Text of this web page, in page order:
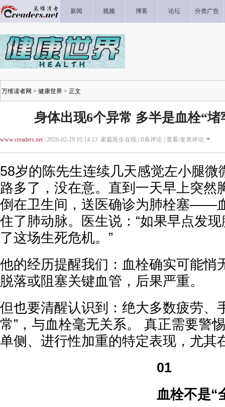
新闻 视频 博客 论坛 分类广告
万维读者网 > 健康世界 > 正文
身体出现6个异常 多半是血栓“堵
www.creaders.net| 2026-02-19 10:14:13 家庭医生在线 | 0条评论 | 查看/发表评论
58岁的陈先生连续几天感觉左小腿微
路多了，没在意。直到一天早上突然
倒在卫生间，送医确诊为肺栓塞——
住了肺动脉。医生说：“如果早点发
了这场生死危机。”
他的经历提醒我们：血栓确实可能悄
脱落或阻塞关键血管，后果严重。
但也要清醒认识到：绝大多数疲劳、
常”，与血栓毫无关系。 真正需要警
单侧、进行性加重的特定表现，尤其
01
血栓不是“